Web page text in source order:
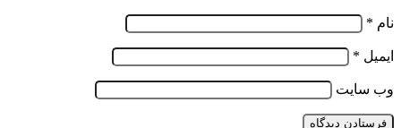
نام *
ایمیل *
وب‌ سایت